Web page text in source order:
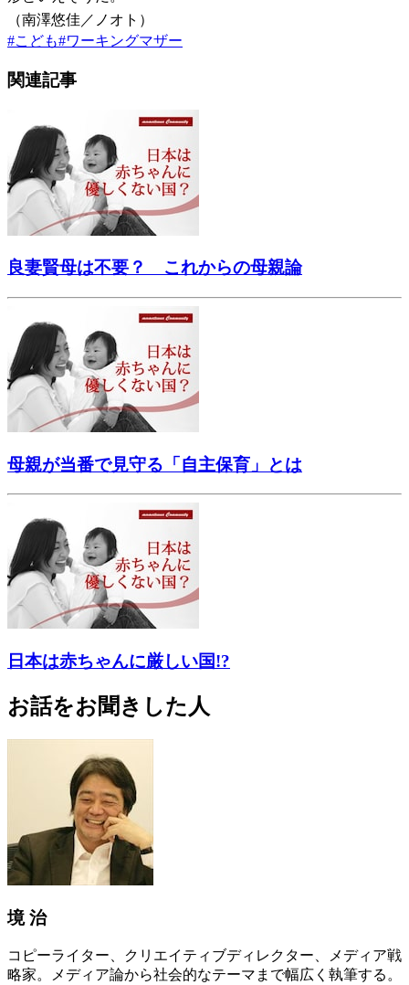
（南澤悠佳／ノオト）
#こども#ワーキングマザー
関連記事
良妻賢母は不要？ これからの母親論
母親が当番で見守る「自主保育」とは
日本は赤ちゃんに厳しい国!?
お話をお聞きした人
境 治
コピーライター、クリエイティブディレクター、メディア戦
略家。メディア論から社会的なテーマまで幅広く執筆する。